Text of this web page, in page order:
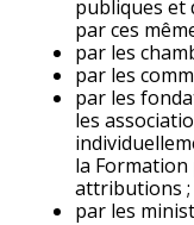
publiques et
par ces
par les
par les
par les
les
la
attributions ;
par les